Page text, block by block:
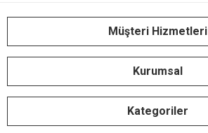
Müşteri Hizmetleri
Kurumsal
Kategoriler